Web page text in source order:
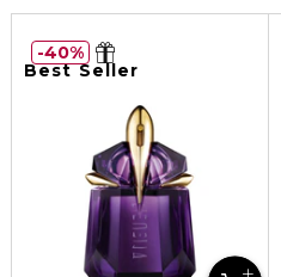
Best Seller
40%